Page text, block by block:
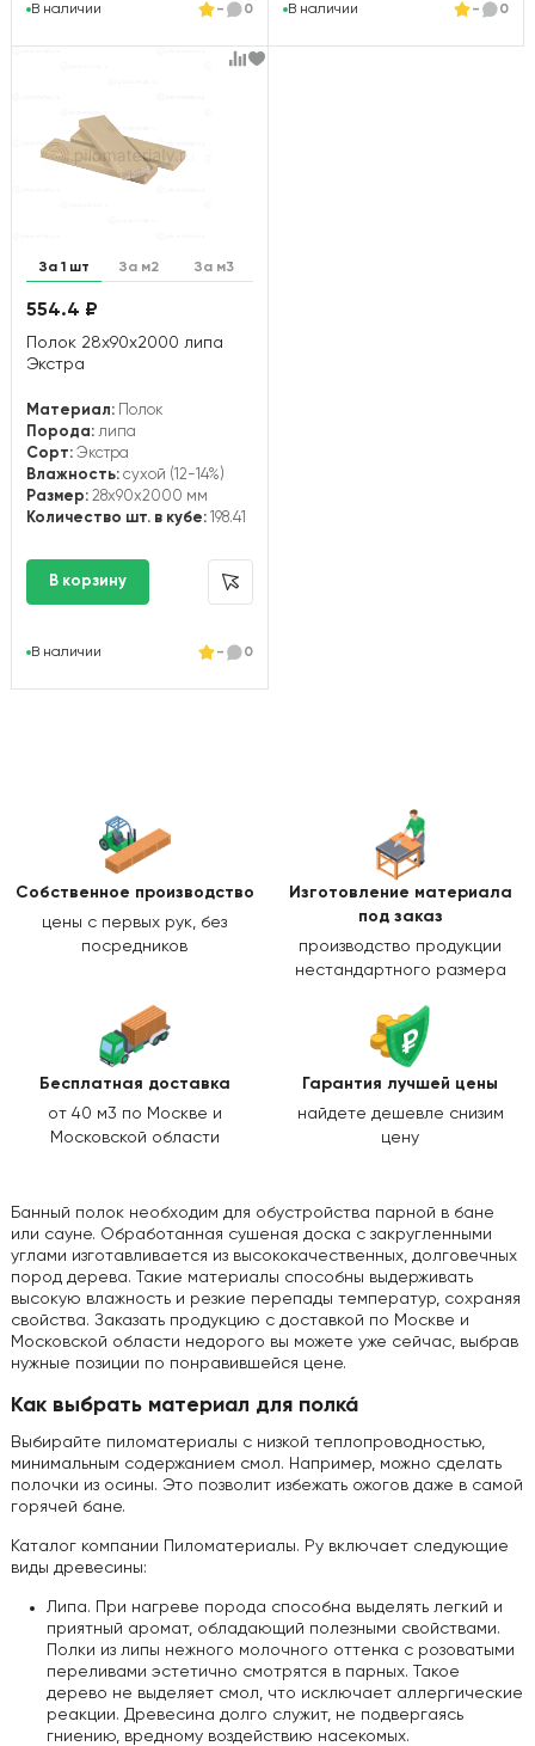
В наличии - 0 В наличии - 0
За 1 шт За м2 За м3
554.4 ₽
Полок 28х90х2000 липа
Экстра
Материал: Полок
Порода: липа
Сорт: Экстра
Влажность: сухой (12-14%)
Размер: 28x90x2000 мм
Количество шт. в кубе: 198.41
В наличии - 0
Собственное производство
цены с первых рук, без
посредников
Изготовление материала
под заказ
производство продукции
нестандартного размера
Бесплатная доставка
от 40 м3 по Москве и
Московской области
Гарантия лучшей цены
найдете дешевле снизим
цену
Банный полок необходим для обустройства парной в бане
или сауне. Обработанная сушеная доска с закругленными
углами изготавливается из высококачественных, долговечных
пород дерева. Такие материалы способны выдерживать
высокую влажность и резкие перепады температур, сохраняя
свойства. Заказать продукцию с доставкой по Москве и
Московской области недорого вы можете уже сейчас, выбрав
нужные позиции по понравившейся цене.
Как выбрать материал для полка́
Выбирайте пиломатериалы с низкой теплопроводностью,
минимальным содержанием смол. Например, можно сделать
полочки из осины. Это позволит избежать ожогов даже в самой
горячей бане.
Каталог компании Пиломатериалы. Ру включает следующие
виды древесины:
Липа. При нагреве порода способна выделять легкий и
приятный аромат, обладающий полезными свойствами.
Полки из липы нежного молочного оттенка с розоватыми
переливами эстетично смотрятся в парных. Такое
дерево не выделяет смол, что исключает аллергические
реакции. Древесина долго служит, не подвергаясь
гниению, вредному воздействию насекомых.